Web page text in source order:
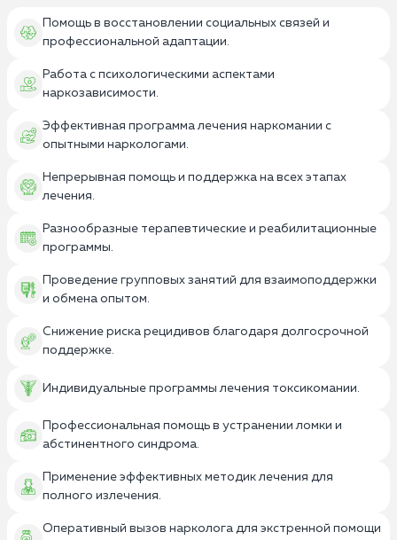
Помощь в восстановлении социальных связей и
профессиональной адаптации.
Работа с психологическими аспектами
наркозависимости.
Эффективная программа лечения наркомании с
опытными наркологами.
Непрерывная помощь и поддержка на всех этапах
лечения.
Разнообразные терапевтические и реабилитационные
программы.
Проведение групповых занятий для взаимоподдержки
и обмена опытом.
Снижение риска рецидивов благодаря долгосрочной
поддержке.
Индивидуальные программы лечения токсикомании.
Профессиональная помощь в устранении ломки и
абстинентного синдрома.
Применение эффективных методик лечения для
полного излечения.
Оперативный вызов нарколога для экстренной помощи